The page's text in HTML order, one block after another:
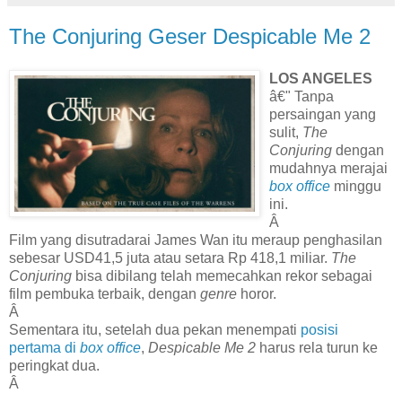
The Conjuring Geser Despicable Me 2
LOS ANGELES
â€" Tanpa
persaingan yang
sulit, The
Conjuring dengan
mudahnya merajai
box office minggu
ini.
Â
Film yang disutradarai James Wan itu meraup penghasilan
sebesar USD41,5 juta atau setara Rp 418,1 miliar. The
Conjuring bisa dibilang telah memecahkan rekor sebagai
film pembuka terbaik, dengan genre horor.
Â
Sementara itu, setelah dua pekan menempati posisi
pertama di box office, Despicable Me 2 harus rela turun ke
peringkat dua.
Â